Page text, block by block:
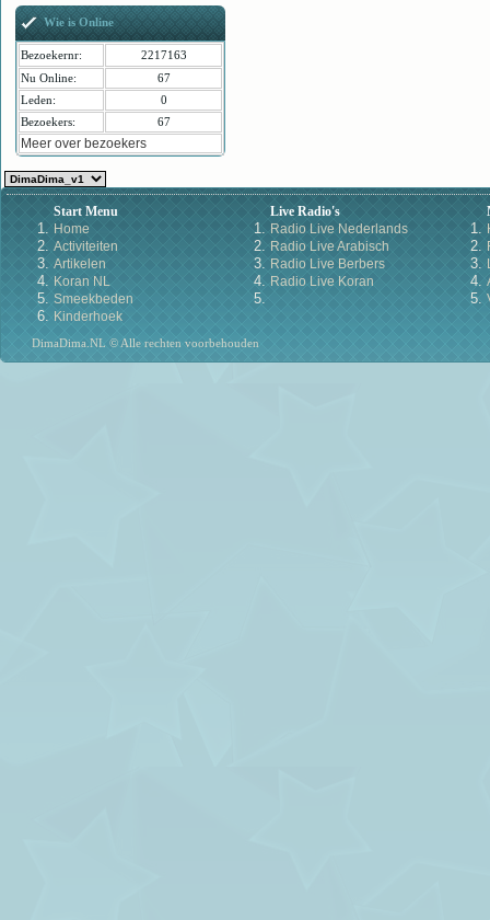
Wie is Online
Bezoekernr:
2217163
Nu Online:
67
Leden:
0
Bezoekers:
67
Meer over bezoekers
Start Menu
Home
Activiteiten
Artikelen
Koran NL
Smeekbeden
Kinderhoek
Live Radio's
Radio Live Nederlands
Radio Live Arabisch
Radio Live Berbers
Radio Live Koran
DimaDima.NL © Alle rechten voorbehouden